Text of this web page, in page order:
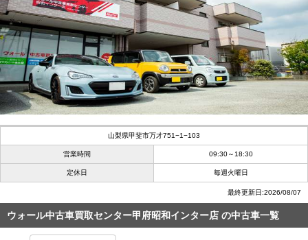
山梨県甲斐市万才751−1−103
営業時間 09:30～18:30
定休日 毎週火曜日
最終更新日:2026/08/07
ウォール中古車買取センター甲府昭和インター店 の中古車一覧